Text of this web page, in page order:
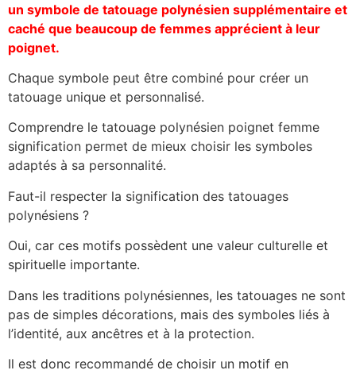
un symbole de tatouage polynésien supplémentaire et
caché que beaucoup de femmes apprécient à leur
poignet.
Chaque symbole peut être combiné pour créer un
tatouage unique et personnalisé.
Comprendre le tatouage polynésien poignet femme
signification permet de mieux choisir les symboles
adaptés à sa personnalité.
Faut-il respecter la signification des tatouages
polynésiens ?
Oui, car ces motifs possèdent une valeur culturelle et
spirituelle importante.
Dans les traditions polynésiennes, les tatouages ne sont
pas de simples décorations, mais des symboles liés à
l’identité, aux ancêtres et à la protection.
Il est donc recommandé de choisir un motif en